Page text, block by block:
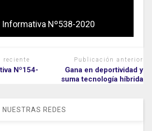
Informativa Nº538-2020
reciente
Nº154-
Publicación anterior
Gana en deportividad y
suma tecnología híbrida
NUESTRAS REDES